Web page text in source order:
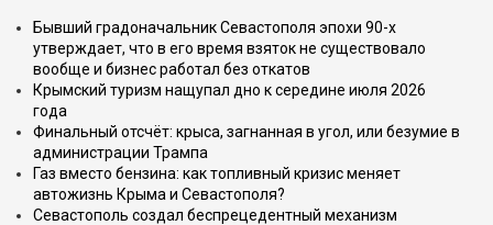
Бывший градоначальник Севастополя эпохи 90-х
утверждает, что в его время взяток не существовало
вообще и бизнес работал без откатов
Крымский туризм нащупал дно к середине июля 2026
года
Финальный отсчёт: крыса, загнанная в угол, или безумие в
администрации Трампа
Газ вместо бензина: как топливный кризис меняет
автожизнь Крыма и Севастополя?
Севастополь создал беспрецедентный механизм